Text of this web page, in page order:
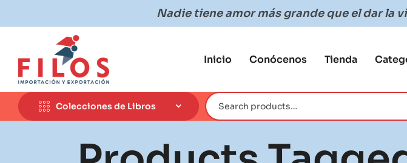
Nadie tiene amor más grande que el dar la
Inicio Conócenos Tienda
Colecciones de Libros